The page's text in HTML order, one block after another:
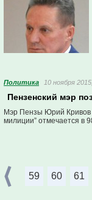
Политика 10 ноября
Пензенский мэр
Мэр Пензы Юрий Кривов
милиции” отмечается в
59 60 61